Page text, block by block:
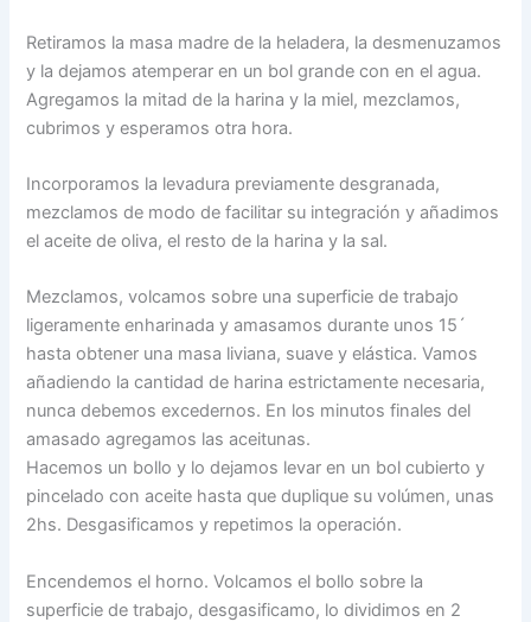
Retiramos la masa madre de la heladera, la desmenuzamos
y la dejamos atemperar en un bol grande con en el agua.
Agregamos la mitad de la harina y la miel, mezclamos,
cubrimos y esperamos otra hora.
Incorporamos la levadura previamente desgranada,
mezclamos de modo de facilitar su integración y añadimos
el aceite de oliva, el resto de la harina y la sal.
Mezclamos, volcamos sobre una superficie de trabajo
ligeramente enharinada y amasamos durante unos 15´
hasta obtener una masa liviana, suave y elástica. Vamos
añadiendo la cantidad de harina estrictamente necesaria,
nunca debemos excedernos. En los minutos finales del
amasado agregamos las aceitunas.
Hacemos un bollo y lo dejamos levar en un bol cubierto y
pincelado con aceite hasta que duplique su volúmen, unas
2hs. Desgasificamos y repetimos la operación.
Encendemos el horno. Volcamos el bollo sobre la
superficie de trabajo, desgasificamo, lo dividimos en 2